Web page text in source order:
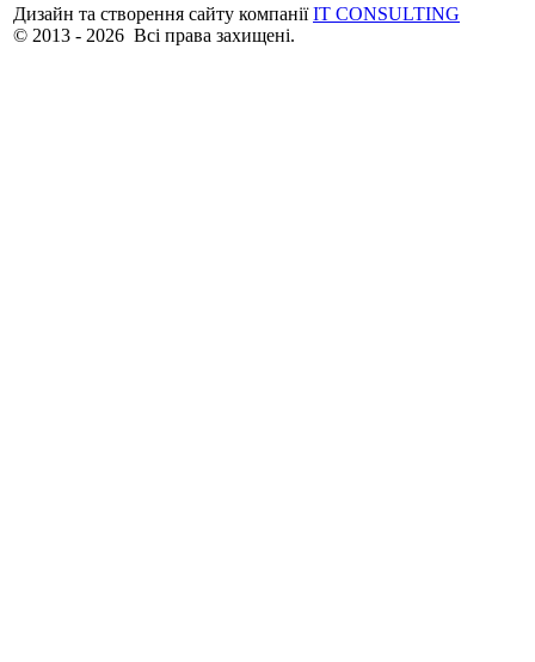
Дизайн та створення сайту компаніїIT CONSULTING
© 2013 - 2026 Всі права захищені.